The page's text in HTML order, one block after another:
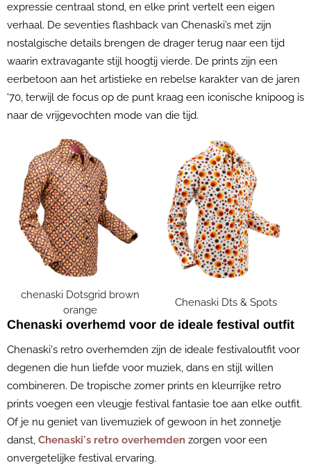
expressie centraal stond, en elke print vertelt een eigen
verhaal. De seventies flashback van Chenaski’s met zijn
nostalgische details brengen de drager terug naar een tijd
waarin extravagante stijl hoogtij vierde. De prints zijn een
eerbetoon aan het artistieke en rebelse karakter van de jaren
'70, terwijl de focus op de punt kraag een iconische knipoog is
naar de vrijgevochten mode van die tijd.
chenaski Dotsgrid brown
orange
Chenaski Dts & Spots
Chenaski overhemd voor de ideale festival outfit
Chenaski's retro overhemden zijn de ideale festivaloutfit voor
degenen die hun liefde voor muziek, dans en stijl willen
combineren. De tropische zomer prints en kleurrijke retro
prints voegen een vleugje festival fantasie toe aan elke outfit.
Of je nu geniet van livemuziek of gewoon in het zonnetje
danst, Chenaski's retro overhemden zorgen voor een
onvergetelijke festival ervaring.